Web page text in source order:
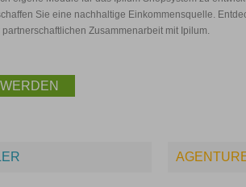
Sie eine nachhaltige Einkommensquelle.
Zusammenarbeit mit Ipilum.